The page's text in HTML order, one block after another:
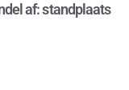
af: standplaats